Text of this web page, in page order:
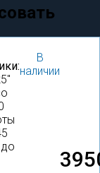
В
наличии